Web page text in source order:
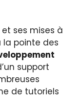
ses mises à
la pointe des
support
de tutoriels